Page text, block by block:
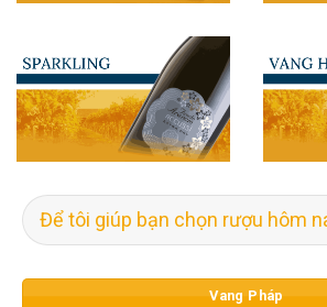
Tìm
kiếm:
Vang Pháp